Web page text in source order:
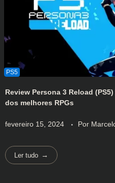
Review Persona 3 Reload
dos melhores RPGs
fevereiro 15, 2024 Por
Ler tudo